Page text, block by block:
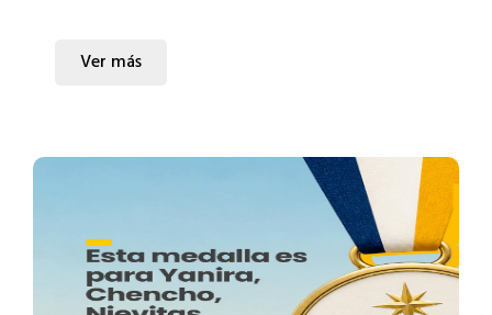
Ver más